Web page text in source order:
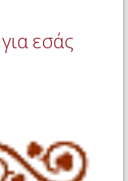
εσάς